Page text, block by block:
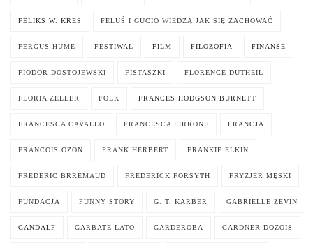
FELIKS W. KRES FELUŚ I GUCIO WIEDZĄ JAK SIĘ ZACHOWAĆ
FERGUS HUME FESTIWAL FILM FILOZOFIA FINANSE
FIODOR DOSTOJEWSKI FISTASZKI FLORENCE DUTHEIL
FLORIA ZELLER FOLK FRANCES HODGSON BURNETT
FRANCESCA CAVALLO FRANCESCA PIRRONE FRANCJA
FRANCOIS OZON FRANK HERBERT FRANKIE ELKIN
FREDERIC BRREMAUD FREDERICK FORSYTH FRYZJER MĘSKI
FUNDACJA FUNNY STORY G. T. KARBER GABRIELLE ZEVIN
GANDALF GARBATE LATO GARDEROBA GARDNER DOZOIS